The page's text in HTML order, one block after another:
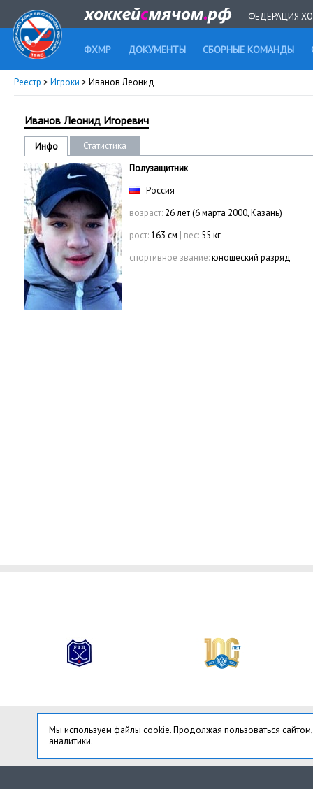
ФЕДЕРАЦИЯ
ФХМР ДОКУМЕНТЫ СБОРНЫЕ КОМАНДЫ
Реестр > Игроки > Иванов Леонид
Иванов Леонид Игоревич
Инфо
Статистика
Полузащитник
Россия
возраст: 26 лет (6 марта 2000, Казань)
рост:163 см | вес: 55 кг
спортивное звание:юношеский разряд
Мы используем файлы cookie. Продолжая пользоваться
аналитики.